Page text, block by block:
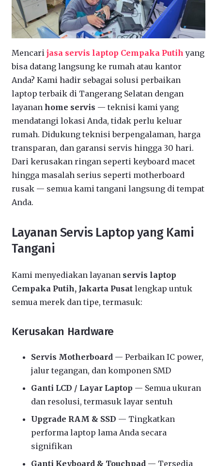
Mencari jasa servis laptop Cempaka Putihyang
bisa datang langsung ke rumah atau kantor
Anda? Kami hadir sebagai solusi perbaikan
laptop terbaik di Tangerang Selatan dengan
layanan home servis — teknisi kami yang
mendatangi lokasi Anda, tidak perlu keluar
rumah. Didukung teknisi berpengalaman, harga
transparan, dan garansi servis hingga 30 hari.
Dari kerusakan ringan seperti keyboard macet
hingga masalah serius seperti motherboard
rusak — semua kami tangani langsung di tempat
Anda.
Layanan Servis Laptop yang Kami
Tangani
Kami menyediakan layanan servis laptop
Cempaka Putih, Jakarta Pusat lengkap untuk
semua merek dan tipe, termasuk:
Kerusakan Hardware
Servis Motherboard — Perbaikan IC power,
jalur tegangan, dan komponen SMD
Ganti LCD / Layar Laptop — Semua ukuran
dan resolusi, termasuk layar sentuh
Upgrade RAM & SSD — Tingkatkan
performa laptop lama Anda secara
signifikan
Ganti Keyboard & Touchpad — Tersedia